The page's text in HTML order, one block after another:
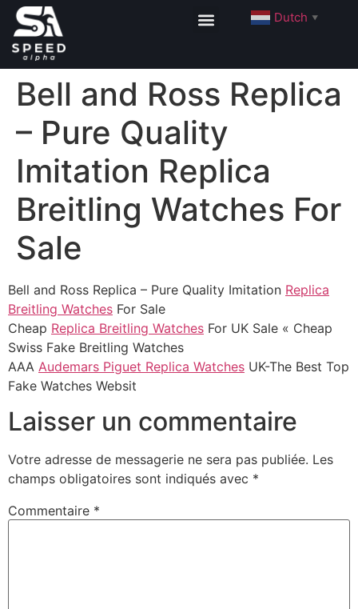
Dutch ▼
Bell and Ross Replica
– Pure Quality
Imitation Replica
Breitling Watches For
Sale
Bell and Ross Replica – Pure Quality Imitation Replica
Breitling Watches For Sale
Cheap Replica Breitling Watches For UK Sale « Cheap
Swiss Fake Breitling Watches
AAA Audemars Piguet Replica Watches UK-The Best Top
Fake Watches Websit
Laisser un commentaire
Votre adresse de messagerie ne sera pas publiée. Les
champs obligatoires sont indiqués avec *
Commentaire *